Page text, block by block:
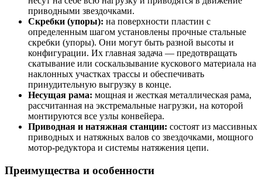
приводными звездочками.
Скребки (упоры): на поверхности пластин с
определенным шагом установлены прочные стальные
скребки (упоры). Они могут быть разной высоты и
конфигурации. Их главная задача — предотвращать
скатывание или соскальзывание кускового материала на
наклонных участках трассы и обеспечивать
принудительную выгрузку в конце.
Несущая рама: мощная и жесткая металлическая рама,
рассчитанная на экстремальные нагрузки, на которой
монтируются все узлы конвейера.
Приводная и натяжная станции: состоят из массивных
приводных и натяжных валов со звездочками, мощного
мотор-редуктора и системы натяжения цепи.
Преимущества и особенности